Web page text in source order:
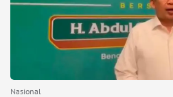
Nasional